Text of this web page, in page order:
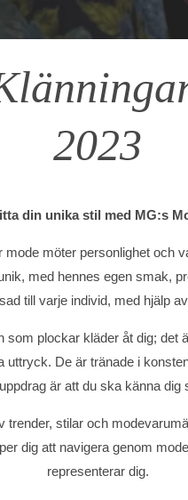
2023
din unika stil med MG:s
möter personlighet och
med hennes egen smak,
till varje individ, med hjälp
som plockar kläder åt dig; det
uttryck. De är tränade i
är att du ska känna dig
trender, stilar och
dig att navigera genom
representerar dig.